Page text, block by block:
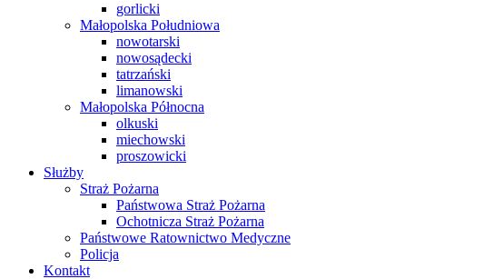
gorlicki
Małopolska Południowa
nowotarski
nowosądecki
tatrzański
limanowski
Małopolska Północna
olkuski
miechowski
proszowicki
Służby
Straż Pożarna
Państwowa Straż Pożarna
Ochotnicza Straż Pożarna
Państwowe Ratownictwo Medyczne
Policja
Kontakt